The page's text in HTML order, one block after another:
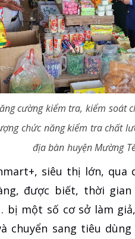
cường kiểm tra, kiểm soát
chức năng kiểm tra chất
địa bàn huyện Mường
siêu thị lớn, qua
được biết, thời
bị một số cơ sở làm
chuyển sang tiêu